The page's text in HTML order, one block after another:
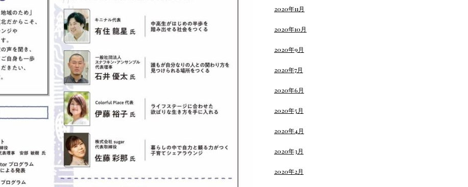
2020年11月
2020年10月
2020年9月
2020年7月
2020年6月
2020年5月
2020年4月
2020年3月
2020年2月